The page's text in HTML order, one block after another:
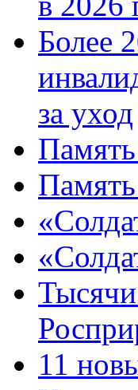
Более
за уход
11